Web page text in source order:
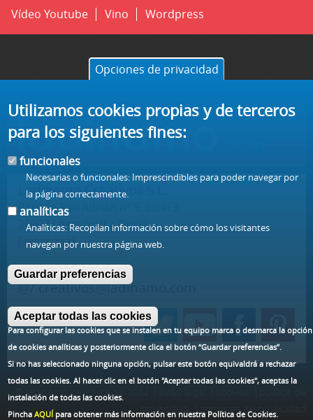
Vídeo Youtube
Vino Wordpress
Ladinamo Creativos S.L.
Parque San Adrián nº 9, local 3
26007 Logroño (La Rioja) -
[ver mapa]
t/ 941 57 77 57
@/creativos@ladinamo.com
© ladinamo creativos s.l. 2014
privacidad
opciones de privacidad
Opciones de privacidad
Utilizamos cookies propias y de terceros
para los siguientes fines:
Para configurar las cookies que se instalen en tu equipo marca o desmarca la opción
de cookies analíticas y posteriormente clica el botón “Guardar preferencias”.
Si no has seleccionado ninguna opción, pulsar este botón equivaldrá a rechazar
todas las cookies. Al hacer clic en el botón"Aceptar todas las cookies", aceptas la
instalación de todas las cookies.
PinchaAQUÍ para obtener más información en nuestra Política de Cookies.
funcionales
Necesarias o funcionales: Imprescindibles para poder navegar por
la página correctamente.
analíticas
Analíticas: Recopilan información sobre cómo los visitantes
navegan por nuestra página web.
Guardar preferencias
Aceptar todas las cookies